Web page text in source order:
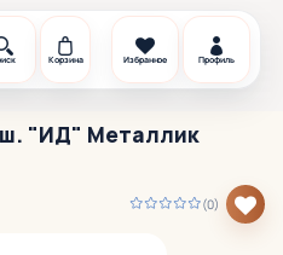
Корзина Избранное Профиль
"ИД" Металлик
(0)